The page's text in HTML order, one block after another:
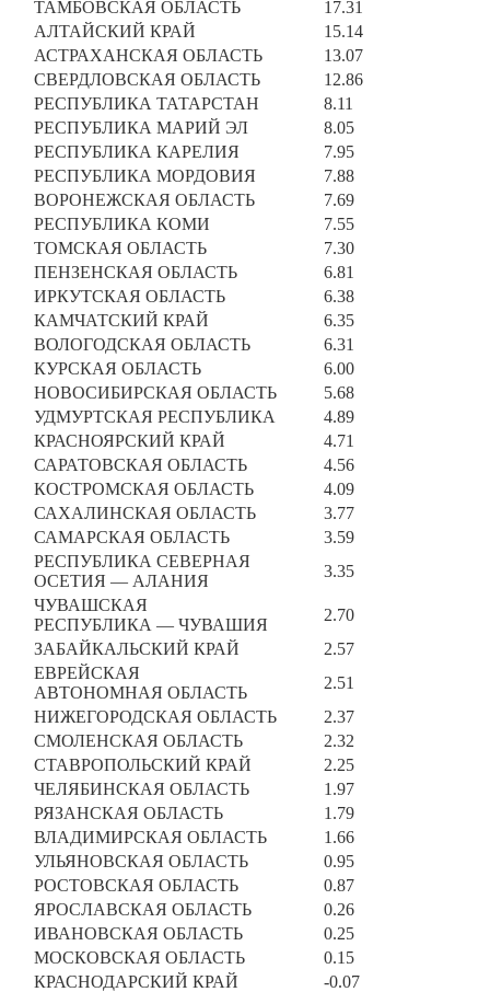
ТАМБОВСКАЯ ОБЛАСТЬ
17.31
АЛТАЙСКИЙ КРАЙ
15.14
АСТРАХАНСКАЯ ОБЛАСТЬ
13.07
СВЕРДЛОВСКАЯ ОБЛАСТЬ
12.86
РЕСПУБЛИКА ТАТАРСТАН
8.11
РЕСПУБЛИКА МАРИЙ ЭЛ
8.05
РЕСПУБЛИКА КАРЕЛИЯ
7.95
РЕСПУБЛИКА МОРДОВИЯ
7.88
ВОРОНЕЖСКАЯ ОБЛАСТЬ
7.69
РЕСПУБЛИКА КОМИ
7.55
ТОМСКАЯ ОБЛАСТЬ
7.30
ПЕНЗЕНСКАЯ ОБЛАСТЬ
6.81
ИРКУТСКАЯ ОБЛАСТЬ
6.38
КАМЧАТСКИЙ КРАЙ
6.35
ВОЛОГОДСКАЯ ОБЛАСТЬ
6.31
КУРСКАЯ ОБЛАСТЬ
6.00
НОВОСИБИРСКАЯ ОБЛАСТЬ
5.68
УДМУРТСКАЯ РЕСПУБЛИКА
4.89
КРАСНОЯРСКИЙ КРАЙ
4.71
САРАТОВСКАЯ ОБЛАСТЬ
4.56
КОСТРОМСКАЯ ОБЛАСТЬ
4.09
САХАЛИНСКАЯ ОБЛАСТЬ
3.77
САМАРСКАЯ ОБЛАСТЬ
3.59
РЕСПУБЛИКА СЕВЕРНАЯ
ОСЕТИЯ — АЛАНИЯ
3.35
ЧУВАШСКАЯ
РЕСПУБЛИКА — ЧУВАШИЯ
2.70
ЗАБАЙКАЛЬСКИЙ КРАЙ
2.57
ЕВРЕЙСКАЯ
АВТОНОМНАЯ ОБЛАСТЬ
2.51
НИЖЕГОРОДСКАЯ ОБЛАСТЬ
2.37
СМОЛЕНСКАЯ ОБЛАСТЬ
2.32
СТАВРОПОЛЬСКИЙ КРАЙ
2.25
ЧЕЛЯБИНСКАЯ ОБЛАСТЬ
1.97
РЯЗАНСКАЯ ОБЛАСТЬ
1.79
ВЛАДИМИРСКАЯ ОБЛАСТЬ
1.66
УЛЬЯНОВСКАЯ ОБЛАСТЬ
0.95
РОСТОВСКАЯ ОБЛАСТЬ
0.87
ЯРОСЛАВСКАЯ ОБЛАСТЬ
0.26
ИВАНОВСКАЯ ОБЛАСТЬ
0.25
МОСКОВСКАЯ ОБЛАСТЬ
0.15
КРАСНОДАРСКИЙ КРАЙ
-0.07